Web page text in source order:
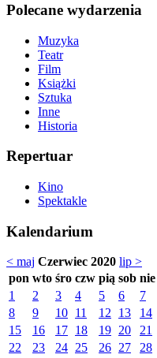
Polecane wydarzenia
Muzyka
Teatr
Film
Książki
Sztuka
Inne
Historia
Repertuar
Kino
Spektakle
Kalendarium
< maj Czerwiec 2020 lip >
pon wto śro czw pią sob nie
1
2 3 4 5 6
7
8
9 10 11 12 13
14
15
16 17 18 19 20
21
22
23 24 25 26 27
28